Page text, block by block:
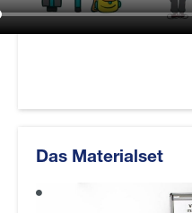
Das Materialset